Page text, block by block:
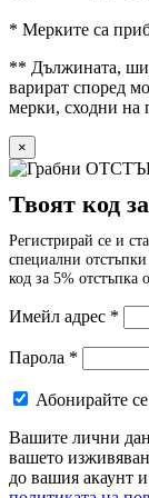
* Мерките са
** Дължината,
варират според
мерки, сходни на
×
Твоят код
Регистрирай се и
специални
код за 5% отстъпка
Имейл адрес *
Парола *
Абонирайте
Вашите лични
вашето
до вашия акаунт